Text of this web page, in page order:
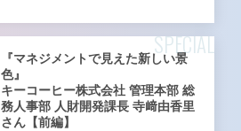
SPECIAL
『マネジメントで見えた新しい景
色』
キーコーヒー株式会社 管理本部 総
務人事部 人財開発課長 寺﨑由香里
さん【前編】